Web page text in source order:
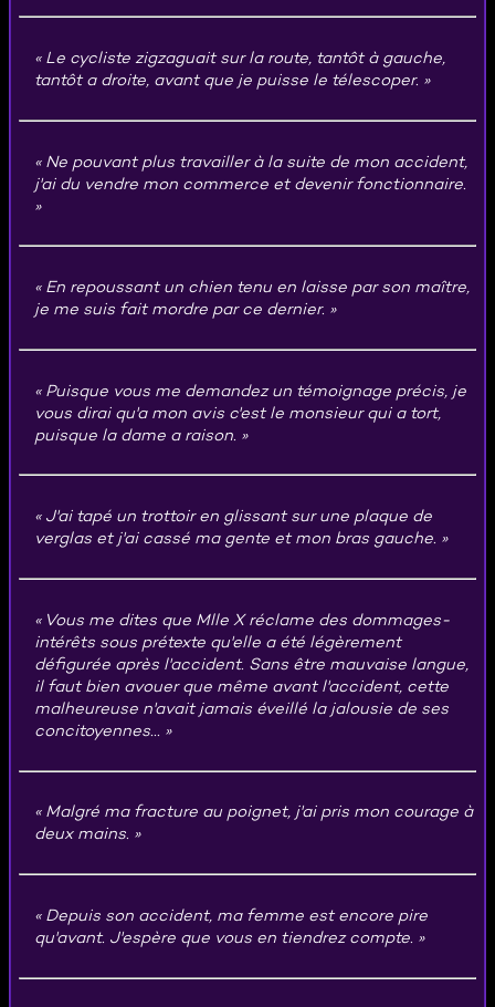
Le cycliste zigzaguait sur la route, tantôt à gauche,
tantôt a droite, avant que je puisse le télescoper.
Ne pouvant plus travailler à la suite de mon accident,
j'ai du vendre mon commerce et devenir fonctionnaire.
En repoussant un chien tenu en laisse par son maître,
je me suis fait mordre par ce dernier.
Puisque vous me demandez un témoignage précis, je
vous dirai qu'a mon avis c'est le monsieur qui a tort,
puisque la dame a raison.
J'ai tapé un trottoir en glissant sur une plaque de
verglas et j'ai cassé ma gente et mon bras gauche.
Vous me dites que Mlle X réclame des dommages-
intérêts sous prétexte qu'elle a été légèrement
défigurée après l'accident. Sans être mauvaise langue,
il faut bien avouer que même avant l'accident, cette
malheureuse n'avait jamais éveillé la jalousie de ses
concitoyennes...
Malgré ma fracture au poignet, j'ai pris mon courage à
deux mains.
Depuis son accident, ma femme est encore pire
qu'avant. J'espère que vous en tiendrez compte.